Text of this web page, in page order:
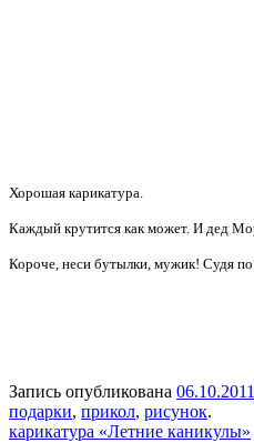
Хорошая карикатура.
Каждый крутится как может. И дед
Короче, неси бутылки, мужик! Судя по
Запись опубликована 06.10.2011
подарки, прикол, рисунок.
карикатура «Летние каникулы»